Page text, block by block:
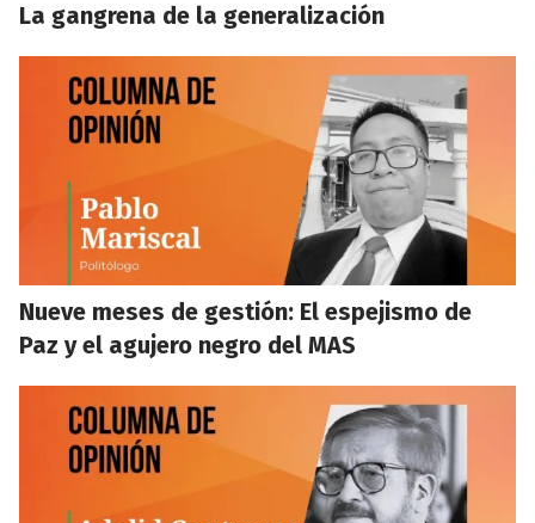
La gangrena de la generalización
Nueve meses de gestión: El espejismo de
Paz y el agujero negro del MAS